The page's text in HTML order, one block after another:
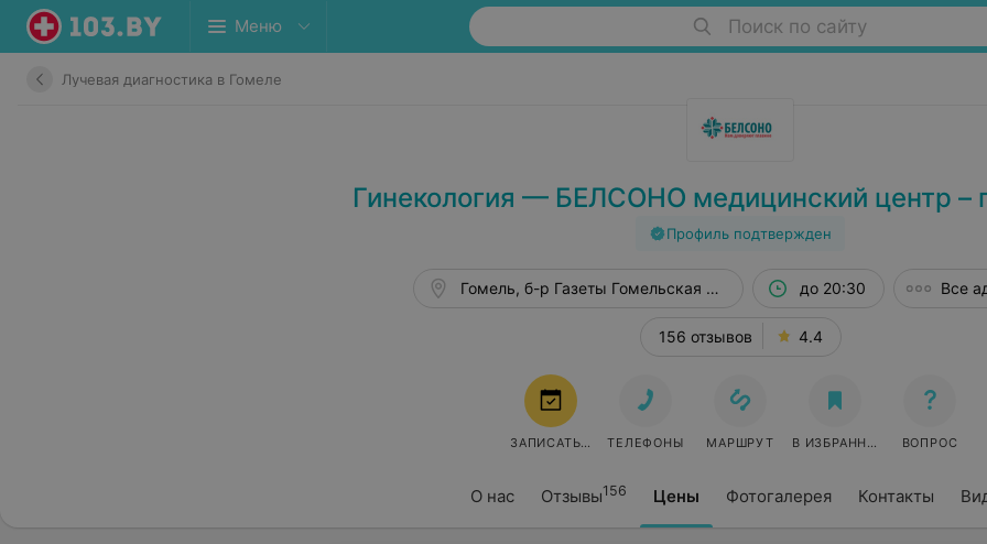
Меню Поиск по сайту
Лучевая диагностика в Гомеле
Гинекология — БЕЛСОНО медицинский центр –
Профиль подтвержден
О нас Отзывы156 Цены Фотогалерея Контакты
Гомель, б-р Газеты Гомельская правда, 32 до 20:30 Все
156 отзывов 4.4
ЗАПИСАТЬСЯ ТЕЛЕФОНЫ МАРШРУТ В ИЗБРАННОЕ ВОПРОС